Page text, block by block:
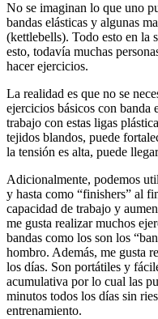
No se imaginan lo que uno
bandas elásticas y algunas
(kettlebells). Todo esto en la
esto, todavía muchas
hacer ejercicios.
La realidad es que no se
ejercicios básicos con banda
trabajo con estas ligas
tejidos blandos, puede
la tensión es alta, puede
Adicionalmente, podemos
y hasta como “finishers” al
capacidad de trabajo y
me gusta realizar muchos
bandas como los son los
hombro. Además, me gusta
los días. Son portátiles y
acumulativa por lo cual las
minutos todos los días sin
entrenamiento.